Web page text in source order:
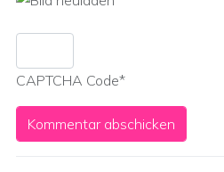
CAPTCHA Code*